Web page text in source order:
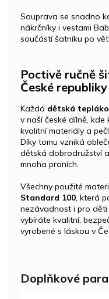
Souprava se snadno
nákrčníky i vestami
součástí šatníku po
Poctivě ručně
České republiky
Každá dětská
v naší české dílně,
kvalitní materiály a
Díky tomu vzniká
dětská dobrodružství
mnoha praních.
Všechny použité
Standard 100, která
nezávadnost i pro děti
vybíráte kvalitní,
vyrobené s láskou v
Doplňkové